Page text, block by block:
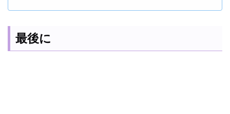
最後に